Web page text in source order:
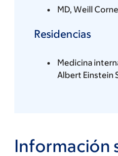
MD, Weill
Residencias
Medicina
Albert Einstein
Información